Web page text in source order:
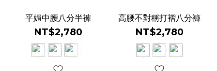
平媚中腰八分半褲
NT$2,780
高腰不對稱打褶八分褲
NT$2,780